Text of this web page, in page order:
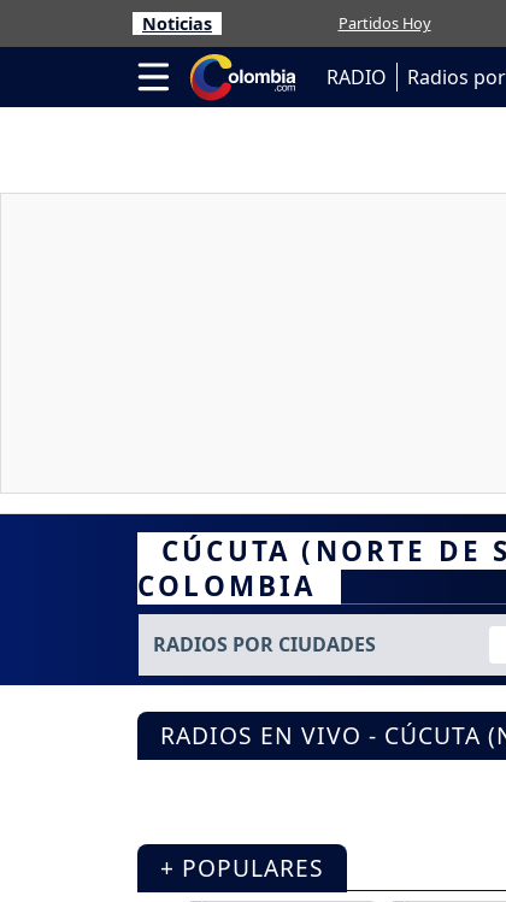
Noticias Partidos Hoy
RADIO Radios
CÚCUTA (NORTE DE
COLOMBIA
RADIOS POR CIUDADES
RADIOS EN VIVO - CÚCUTA
+ POPULARES